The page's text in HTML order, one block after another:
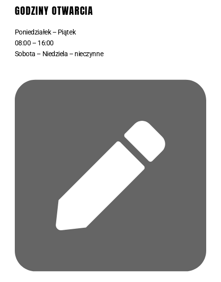
GODZINY OTWARCIA
Poniedziałek – Piątek
08:00 – 16:00
Sobota – Niedziela – nieczynne